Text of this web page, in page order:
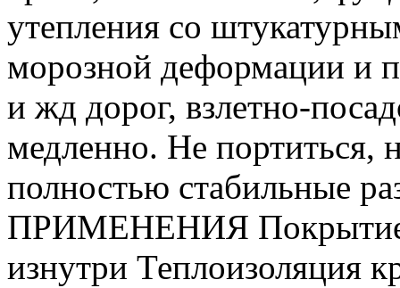
утепления со
морозной деформации и
и жд дорог, взлетно-
медленно. Не портиться,
полностью стабильные
ПРИМЕНЕНИЯ Покрытие
изнутри Теплоизоляция